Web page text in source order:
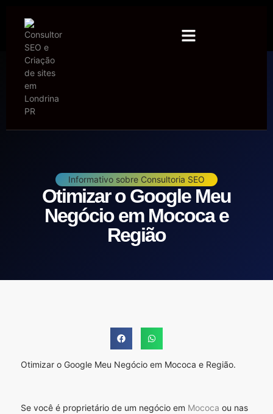
Informativo sobre Consultoria SEO
Otimizar o Google Meu
Negócio em Mococa e
Região
Otimizar o Google Meu Negócio em Mococa e Região.
Se você é proprietário de um negócio em Mococa ou nas